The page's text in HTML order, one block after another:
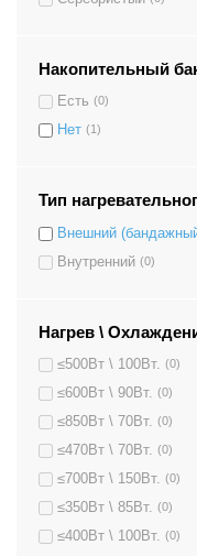
Накопительный
Есть (0)
Нет (1)
Тип
Внешний
Внутренний (0)
Нагрев \
≤500Вт \ 100Вт. (0)
≤600Вт \ 90Вт. (0)
≤850Вт \ 70Вт. (0)
≤470Вт \ 70Вт. (0)
≤700Вт \ 150Вт. (0)
≤350Вт \ 85Вт. (0)
≤400Вт \ 100Вт. (0)